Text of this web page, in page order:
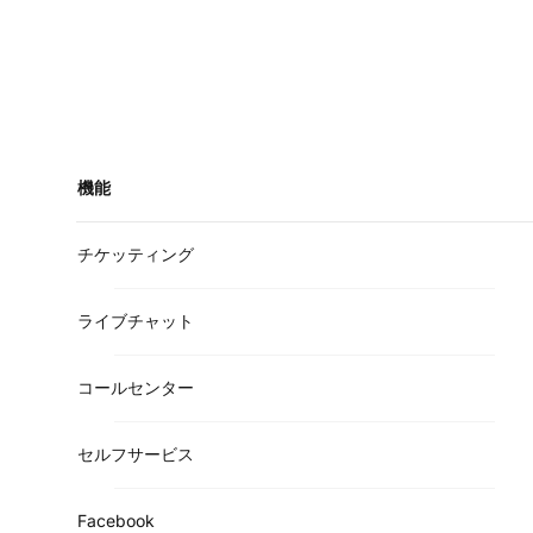
機能
チケッティング
ライブチャット
コールセンター
セルフサービス
Facebook